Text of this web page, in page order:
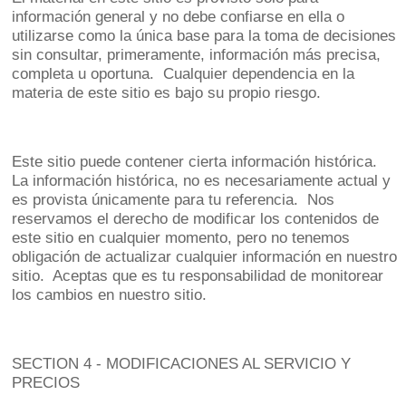
información general y no debe confiarse en ella o
utilizarse como la única base para la toma de decisiones
sin consultar, primeramente, información más precisa,
completa u oportuna. Cualquier dependencia en la
materia de este sitio es bajo su propio riesgo.
Este sitio puede contener cierta información histórica.
La información histórica, no es necesariamente actual y
es provista únicamente para tu referencia. Nos
reservamos el derecho de modificar los contenidos de
este sitio en cualquier momento, pero no tenemos
obligación de actualizar cualquier información en nuestro
sitio. Aceptas que es tu responsabilidad de monitorear
los cambios en nuestro sitio.
SECTION 4 - MODIFICACIONES AL SERVICIO Y
PRECIOS